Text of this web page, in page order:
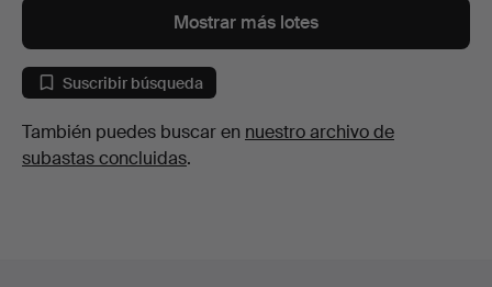
Mostrar más lotes
Suscribir búsqueda
También puedes buscar en nuestro archivo de
subastas concluidas.